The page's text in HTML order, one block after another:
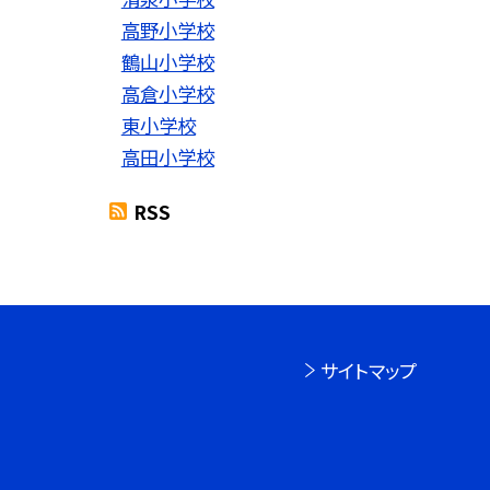
高野小学校
鶴山小学校
高倉小学校
東小学校
高田小学校
RSS
サイトマップ